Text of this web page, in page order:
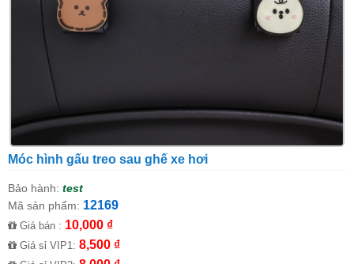
Móc hình gấu treo sau ghế xe hơi
Bảo hành: test
Mã sản phẩm: 12169
Giá bán : 10,000 ₫
Giá sỉ VIP1: 8,500 ₫